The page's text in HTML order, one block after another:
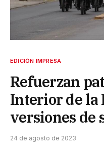
EDICIÓN IMPRESA
Refuerzan
Interior de la
versiones de
24 de agosto de 2023